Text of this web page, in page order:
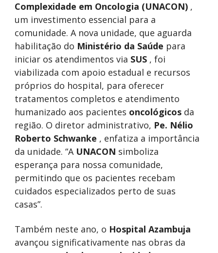
Complexidade em Oncologia (UNACON) ,
um investimento essencial para a
comunidade. A nova unidade, que aguarda
habilitação do Ministério da Saúde para
iniciar os atendimentos via SUS , foi
viabilizada com apoio estadual e recursos
próprios do hospital, para oferecer
tratamentos completos e atendimento
humanizado aos pacientes oncológicos da
região. O diretor administrativo, Pe. Nélio
Roberto Schwanke , enfatiza a importância
da unidade. “A UNACON simboliza
esperança para nossa comunidade,
permitindo que os pacientes recebam
cuidados especializados perto de suas
casas”.
Também neste ano, o Hospital Azambuja
avançou significativamente nas obras da